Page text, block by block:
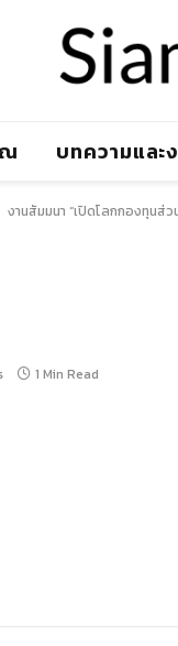
บทความและ
งานสัมมนา “เปิดโลกกองทุนส่
1 Min Read